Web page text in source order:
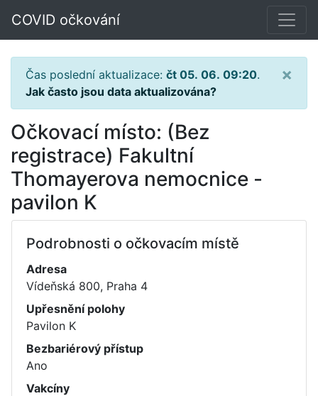
COVID očkování
Čas poslední aktualizace: čt 05. 06. 09:20.
Jak často jsou data aktualizována?
×
Očkovací místo: (Bez
registrace) Fakultní
Thomayerova nemocnice -
pavilon K
Podrobnosti o očkovacím místě
Adresa
Vídeňská 800, Praha 4
Upřesnění polohy
Pavilon K
Bezbariérový přístup
Ano
Vakcíny